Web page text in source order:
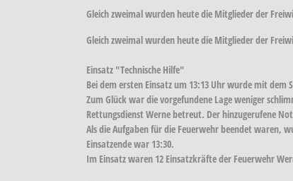
Gleich zweimal wurden heute die Mitglieder der
Gleich zweimal wurden heute die Mitglieder der
Einsatz "Technische Hilfe"
Bei dem ersten Einsatz um 13:13 Uhr wurde mit
Zum Glück war die vorgefundene Lage weniger
Rettungsdienst Werne betreut. Der hinzugerufene
Als die Aufgaben für die Feuerwehr beendet waren,
Einsatzende war 13:30.
Im Einsatz waren 12 Einsatzkräfte der Feuerwehr